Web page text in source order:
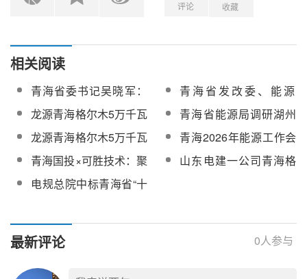
评论 收藏
相关阅读
青海省委书记吴晓军：
构建以光热电站为引
领，各类新型储能为补
充的多元储能体系，增
强新型能源体系安全韧
青海省发改委、能源
局、中广核（青海）新
能源投资有限公司一行
赴龙腾光热考察调研
龙源青海格尔木5万千瓦
熔盐储能项目铠装电加
热器（高温伴热电缆）
采购
青海省能源局调研湖州
熔盐储能产业链
龙源青海格尔木5万千瓦
熔盐储能项目熔盐调节
阀设备采购
青海2026年能源工作会
议：加快打造光热产业
集群，加快外送电源基
青海国投×可胜技术：聚
焦产业落地、技术研发
等，助力青海光热产业
山东电建一公司青海格
电规总院中标青海省“十
最新评论 0人参与